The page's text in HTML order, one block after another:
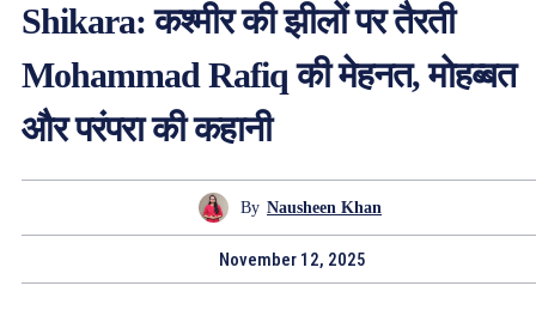
Shikara: कश्मीर की झीलों पर तैरती
Mohammad Rafiq की मेहनत, मोहब्बत
और परंपरा की कहानी
By Nausheen Khan
November 12, 2025